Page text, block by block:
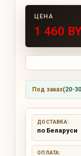
1 460
Под заказ(20-
ДОСТАВКА:
по Беларуси
ОПЛАТА: